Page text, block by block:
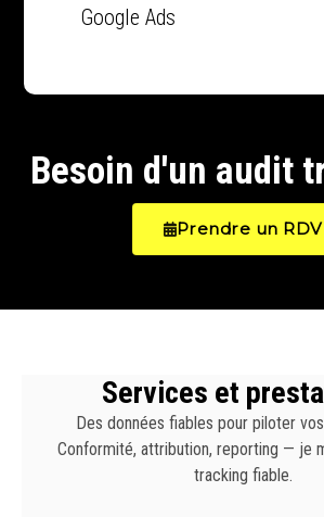
Google Ads
Besoin d'un audit
Prendre un RDV
Services et
Des données fiables pour piloter
Conformité, attribution, reporting — je
tracking fiable.